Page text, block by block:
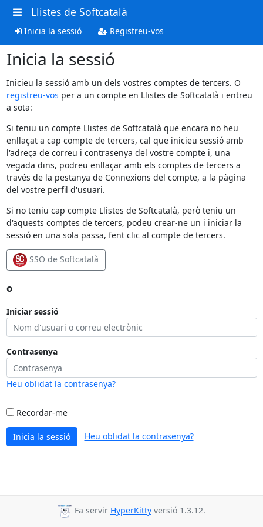
Llistes de Softcatalà
Inicia la sessió Registreu-vos
Inicia la sessió
Inicieu la sessió amb un dels vostres comptes de tercers. O
registreu-vos per a un compte en Llistes de Softcatalà i entreu
a sota:
Si teniu un compte Llistes de Softcatalà que encara no heu
enllaçat a cap compte de tercers, cal que inicieu sessió amb
l'adreça de correu i contrasenya del vostre compte i, una
vegada dins, podreu enllaçar amb els comptes de tercers a
través de la pestanya de Connexions del compte, a la pàgina
del vostre perfil d'usuari.
Si no teniu cap compte Llistes de Softcatalà, però teniu un
d'aquests comptes de tercers, podeu crear-ne un i iniciar la
sessió en una sola passa, fent clic al compte de tercers.
SSO de Softcatalà
o
Iniciar sessió
Contrasenya
Heu oblidat la contrasenya?
Recordar-me
Inicia la sessió Heu oblidat la contrasenya?
Fa servir HyperKitty versió 1.3.12.